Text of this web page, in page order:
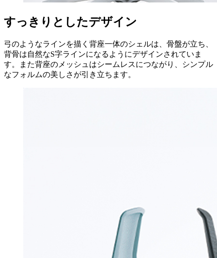
すっきりとしたデザイン
弓のようなラインを描く背座一体のシェルは、骨盤が立ち、
背骨は自然なS字ラインになるようにデザインされていま
す。また背座のメッシュはシームレスにつながり、シンプル
なフォルムの美しさが引き立ちます。